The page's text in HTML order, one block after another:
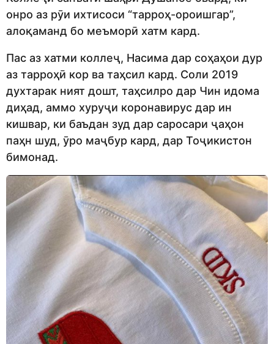
онро аз рӯи ихтисоси “тарроҳ-ороишгар”,
алоқаманд бо меъморӣ хатм кард.
Пас аз хатми коллеҷ, Насима дар соҳаҳои дур
аз тарроҳӣ кор ва таҳсил кард. Соли 2019
духтарак ният дошт, таҳсилро дар Чин идома
диҳад, аммо хуруҷи коронавирус дар ин
кишвар, ки баъдан зуд дар саросари ҷаҳон
паҳн шуд, ӯро маҷбур кард, дар Тоҷикистон
бимонад.